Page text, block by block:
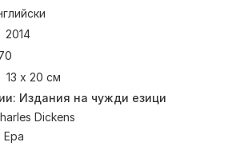
2014
13 х 20 см
Издания на чужди езици
Dickens
Ера